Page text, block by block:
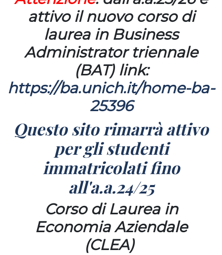
attivo il nuovo corso di
laurea in Business
Administrator triennale
(BAT) link:
https://ba.unich.it/home-ba-
25396
Questo sito rimarrà attivo
per gli studenti
immatricolati fino
all'a.a.24/25
Corso di Laurea in
Economia Aziendale
(CLEA)